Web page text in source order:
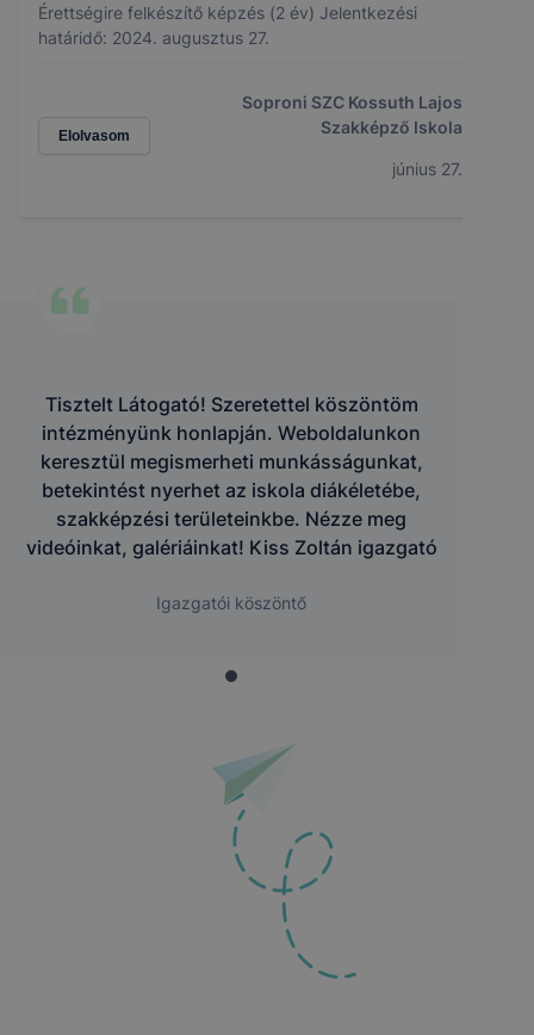
Érettségire felkészítő képzés (2 év) Jelentkezési
határidő: 2024. augusztus 27.
Elolvasom
Soproni SZC Kossuth Lajos
Szakképző Iskola
június 27.
Tisztelt Látogató! Szeretettel köszöntöm
intézményünk honlapján. Weboldalunkon
keresztül megismerheti munkásságunkat,
betekintést nyerhet az iskola diákéletébe,
szakképzési területeinkbe. Nézze meg
videóinkat, galériáinkat! Kiss Zoltán igazgató
Igazgatói köszöntő